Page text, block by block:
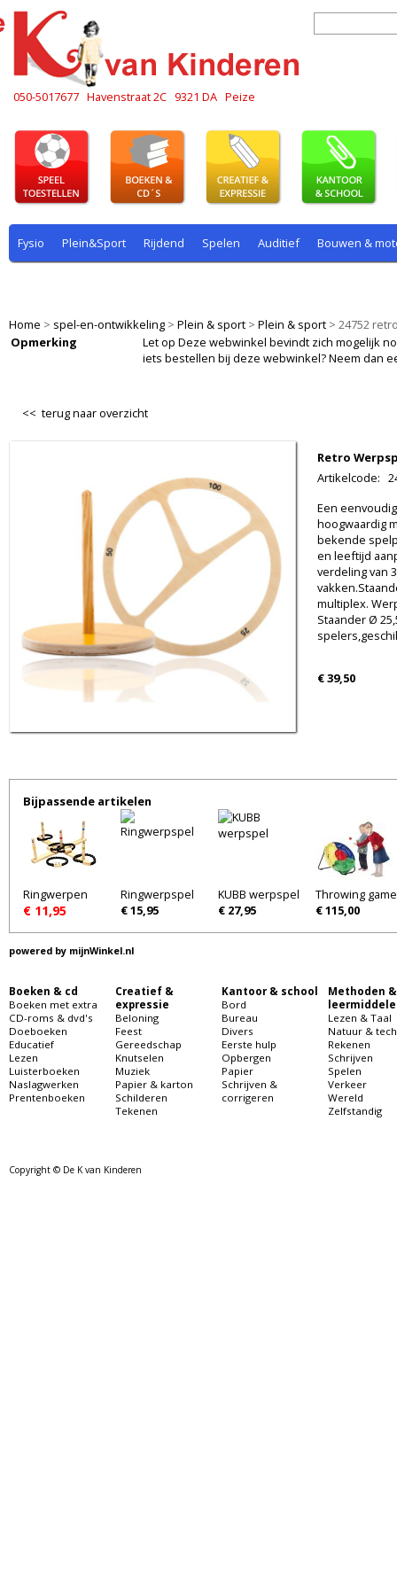
050-5017677 Havenstraat 2C 9321 DA Peize
Fysio Plein&Sport Rijdend Spelen Auditief Bouwen &
Home > spel-en-ontwikkeling > Plein & sport > Plein & sport > 24752
Opmerking
Let op Deze webwinkel bevindt zich mogelijk
iets bestellen bij deze webwinkel? Neem dan
<< terug naar overzicht
Retro
Artikelcode:
Een
hoogwaardig
bekende
en leeftijd
verdeling van
multiplex.
Staander Ø
€ 39,50
Bijpassende artikelen
Ringwerpen
€ 11,95
Ringwerpspel
€ 15,95
KUBB werpspel
€ 27,95
Throwing game
€ 115,00
powered by mijnWinkel.nl
Boeken & cd
Boeken met extra
CD-roms & dvd's
Doeboeken
Educatief
Lezen
Luisterboeken
Naslagwerken
Prentenboeken
Creatief &
expressie
Beloning
Feest
Gereedschap
Knutselen
Muziek
Papier & karton
Schilderen
Tekenen
Kantoor & school
Bord
Bureau
Divers
Eerste hulp
Opbergen
Papier
Schrijven &
corrigeren
Methoden &
Lezen & Taal
Natuur &
Rekenen
Schrijven
Spelen
Verkeer
Wereld
Zelfstandig
Copyright © De K van Kinderen